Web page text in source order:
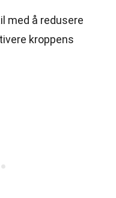
med å redusere
kroppens